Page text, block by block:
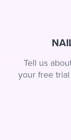
Tell us
your free